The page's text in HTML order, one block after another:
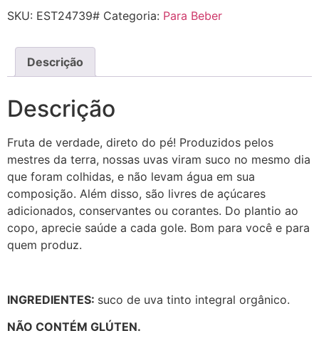
SKU: EST24739# Categoria: Para Beber
Descrição
Descrição
Fruta de verdade, direto do pé! Produzidos pelos
mestres da terra, nossas uvas viram suco no mesmo dia
que foram colhidas, e não levam água em sua
composição. Além disso, são livres de açúcares
adicionados, conservantes ou corantes. Do plantio ao
copo, aprecie saúde a cada gole. Bom para você e para
quem produz.
INGREDIENTES: suco de uva tinto integral orgânico.
NÃO CONTÉM GLÚTEN.